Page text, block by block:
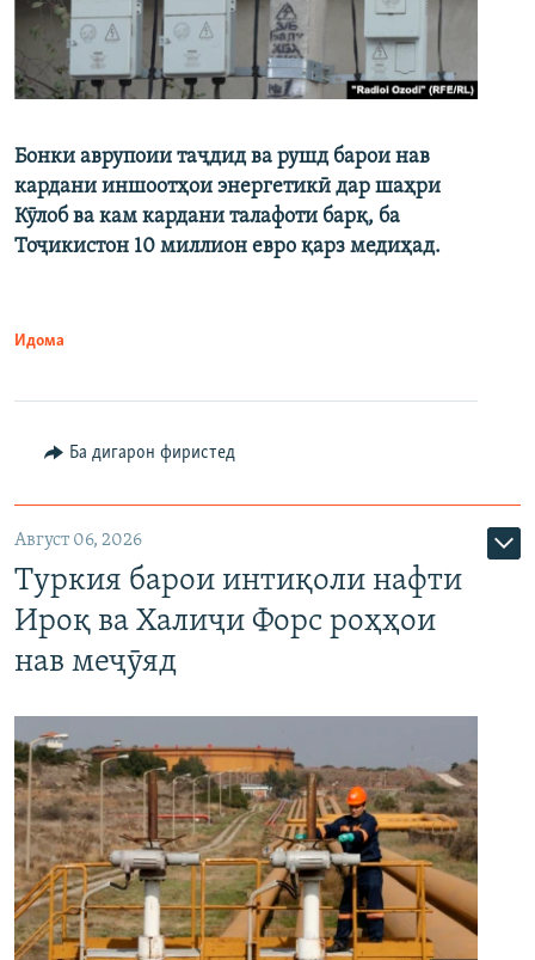
Бонки аврупоии таҷдид ва рушд барои нав
кардани иншоотҳои энергетикӣ дар шаҳри
Кӯлоб ва кам кардани талафоти барқ, ба
Тоҷикистон 10 миллион евро қарз медиҳад.
Идома
Ба дигарон фиристед
Август 06, 2026
Туркия барои интиқоли нафти
Ироқ ва Халиҷи Форс роҳҳои
нав меҷӯяд